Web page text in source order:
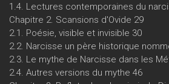
1.4. Lectures contemporaines du
Chapitre 2. Scansions d'Ovide 29
2.1. Poésie, visible et invisible 30
2.2. Narcisse un père historique
2.3. Le mythe de Narcisse dans les
2.4. Autres versions du mythe 46